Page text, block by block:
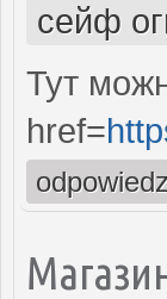
сейф
Тут
href=